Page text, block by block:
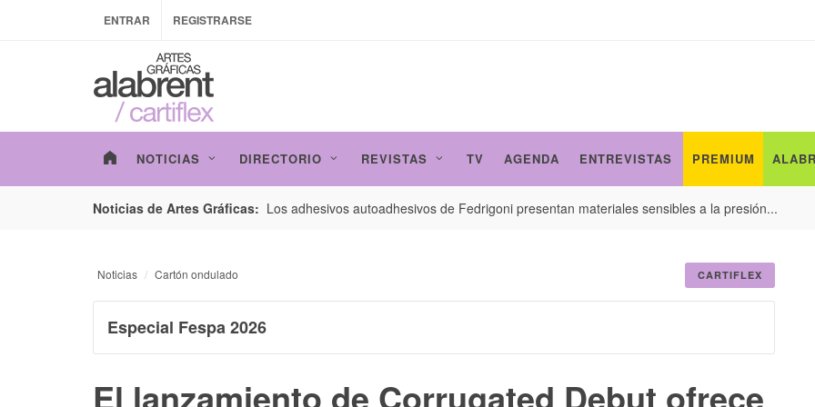
ENTRAR REGISTRARSE
NOTICIAS DIRECTORIO REVISTAS TV AGENDA ENTREVISTAS PREMIUM
Noticias de Artes Gráficas:
de envases con un nuevo estudio de Los adhesivos autoadhesivos de Fedrigoni presentan materiales sensibles a la presión...
CARTIFLEX
Noticias Cartón ondulado
Especial Fespa 2026
El lanzamiento de Corrugated Debut ofrece